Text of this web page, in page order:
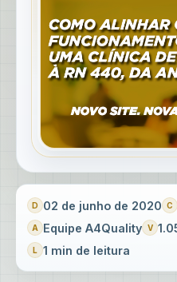
02 de junho de 2020
Equipe A4Quality
1 min de leitura